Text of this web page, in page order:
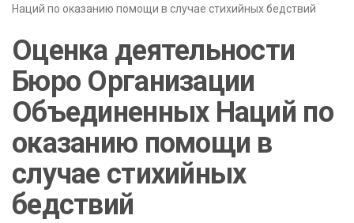
Наций по оказанию помощи в случае стихийных бедствий
Оценка деятельности
Бюро Организации
Объединенных Наций по
оказанию помощи в
случае стихийных
бедствий